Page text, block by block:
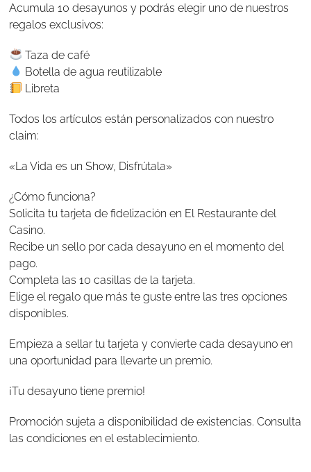
Acumula 10 desayunos y podrás elegir uno de nuestros
regalos exclusivos:
Taza de café
Botella de agua reutilizable
Libreta
Todos los artículos están personalizados con nuestro
claim:
«La Vida es un Show, Disfrútala»
¿Cómo funciona?
Solicita tu tarjeta de fidelización en El Restaurante del
Casino.
Recibe un sello por cada desayuno en el momento del
pago.
Completa las 10 casillas de la tarjeta.
Elige el regalo que más te guste entre las tres opciones
disponibles.
Empieza a sellar tu tarjeta y convierte cada desayuno en
una oportunidad para llevarte un premio.
¡Tu desayuno tiene premio!
Promoción sujeta a disponibilidad de existencias. Consulta
las condiciones en el establecimiento.